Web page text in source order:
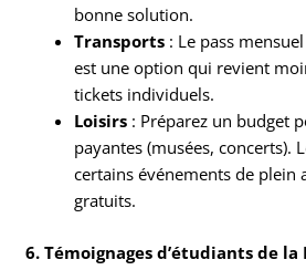
bonne solution.
Transports : Le pass
est une option qui revient
tickets individuels.
Loisirs : Préparez un budget
payantes (musées, concerts).
certains événements de plein
gratuits.
6. Témoignages d’étudiants de la